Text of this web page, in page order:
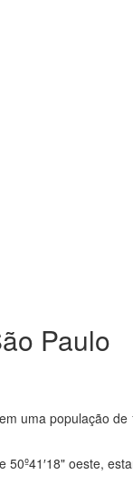
Paulo
uma população
oeste,